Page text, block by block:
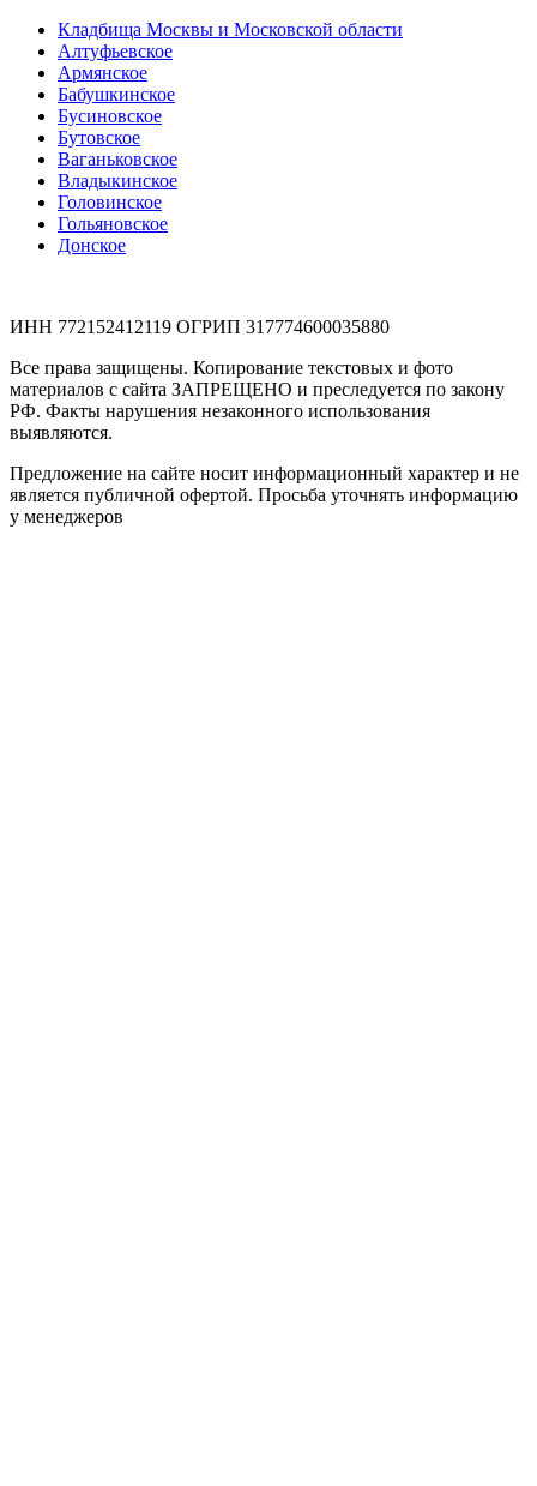
Кладбища Москвы и Московской области
Алтуфьевское
Армянское
Бабушкинское
Бусиновское
Бутовское
Ваганьковское
Владыкинское
Головинское
Гольяновское
Донское
ИНН 772152412119 ОГРИП 317774600035880
Все права защищены. Копирование текстовых и фото
материалов с сайта ЗАПРЕЩЕНО и преследуется по закону
РФ. Факты нарушения незаконного использования
выявляются.
Предложение на сайте носит информационный характер и не
является публичной офертой. Просьба уточнять информацию
у менеджеров